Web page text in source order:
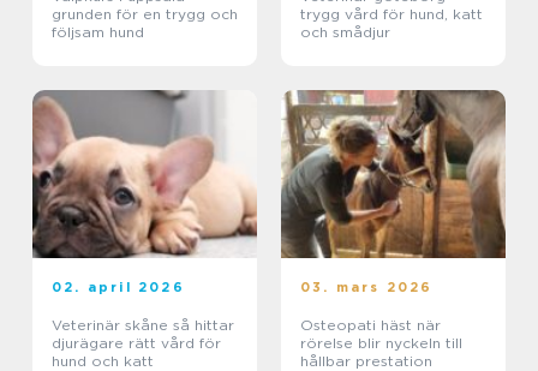
grunden för en trygg och
följsam hund
trygg vård för hund, katt
och smådjur
02. april 2026
Veterinär skåne så hittar
djurägare rätt vård för
hund och katt
03. mars 2026
Osteopati häst när
rörelse blir nyckeln till
hållbar prestation